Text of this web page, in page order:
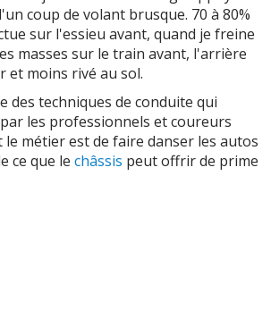
coup de volant brusque. 70 à 80%
sur l'essieu avant, quand je freine
masses sur le train avant, l'arrière
et moins rivé au sol.
des techniques de conduite qui
les professionnels et coureurs
métier est de faire danser les autos
ce que le châssis peut offrir de prime